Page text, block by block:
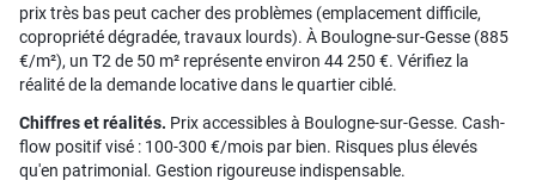
prix très bas peut cacher des problèmes (emplacement difficile,
copropriété dégradée, travaux lourds). À Boulogne-sur-Gesse (885
€/m²), un T2 de 50 m² représente environ 44 250 €. Vérifiez la
réalité de la demande locative dans le quartier ciblé.
Chiffres et réalités. Prix accessibles à Boulogne-sur-Gesse. Cash-
flow positif visé : 100-300 €/mois par bien. Risques plus élevés
qu'en patrimonial. Gestion rigoureuse indispensable.